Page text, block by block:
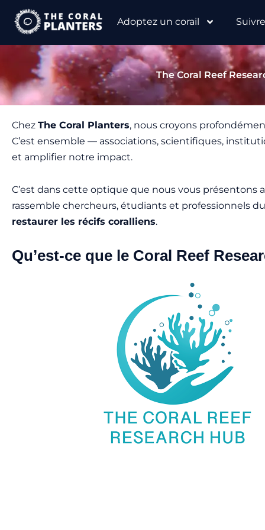
Adoptez un corail
The Coral Reef
Chez The Coral Planters, nous croyons
C’est ensemble — associations, scientifiques,
et amplifier notre impact.
C’est dans cette optique que nous vous présentons
rassemble chercheurs, étudiants et professionnels
restaurer les récifs coralliens.
Qu’est-ce que le Coral Reef